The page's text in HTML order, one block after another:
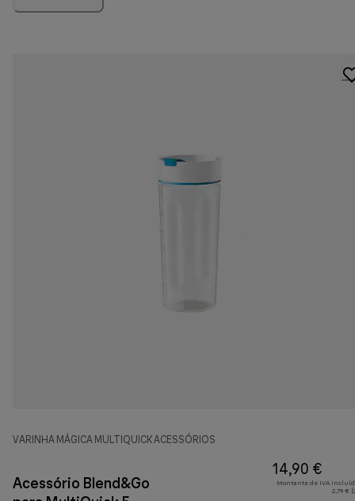
VARINHA MÁGICA MULTIQUICK ACESSÓRIOS
Acessório Blend&Go
14,90 €
Montante de IVA
2,79 €